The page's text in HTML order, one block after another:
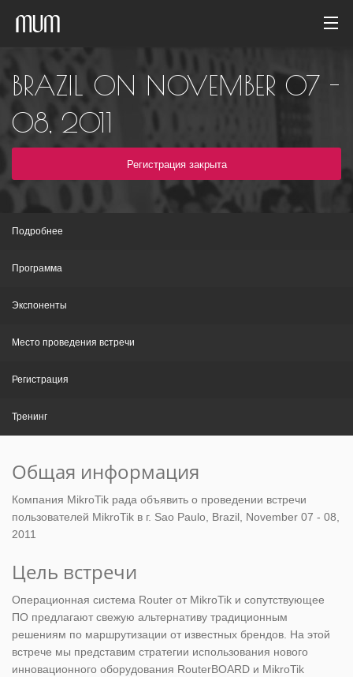
Фотогалерея
Архив событий
BRAZIL ON NOVEMBER 07 -
08, 2011
Регистрация закрыта
Подробнее
Программа
Экспоненты
Место проведения встречи
Регистрация
Тренинг
Общая информация
Компания MikroTik рада объявить о проведении встречи
пользователей MikroTik в г. Sao Paulo, Brazil, November 07 - 08,
2011
Цель встречи
Операционная система Router от MikroTik и сопутствующее
ПО предлагают свежую альтернативу традиционным
решениям по маршрутизации от известных брендов. На этой
встрече мы представим стратегии использования нового
инновационного оборудования RouterBOARD и MikroTik